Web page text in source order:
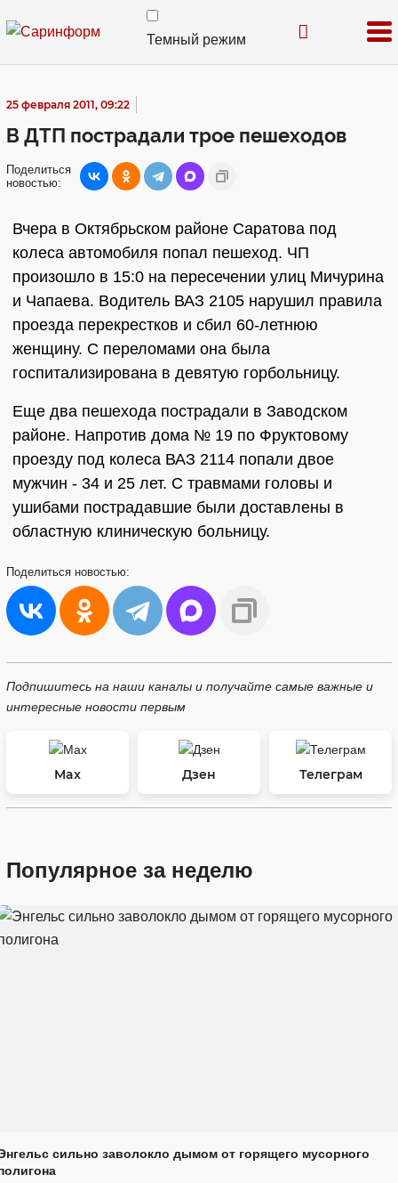
Темный режим
25 февраля 2011, 09:22
В ДТП пострадали трое пешеходов
Поделиться
новостью:
Вчера в Октябрьском районе Саратова под
колеса автомобиля попал пешеход. ЧП
произошло в 15:0 на пересечении улиц Мичурина
и Чапаева. Водитель ВАЗ 2105 нарушил правила
проезда перекрестков и сбил 60-летнюю
женщину. С переломами она была
госпитализирована в девятую горбольницу.
Еще два пешехода пострадали в Заводском
районе. Напротив дома № 19 по Фруктовому
проезду под колеса ВАЗ 2114 попали двое
мужчин - 34 и 25 лет. С травмами головы и
ушибами пострадавшие были доставлены в
областную клиническую больницу.
Поделиться новостью:
Подпишитесь на наши каналы и получайте самые важные и
интересные новости первым
Max Дзен Телеграм
Популярное за неделю
сильно заволокло дымом от горящего мусорного